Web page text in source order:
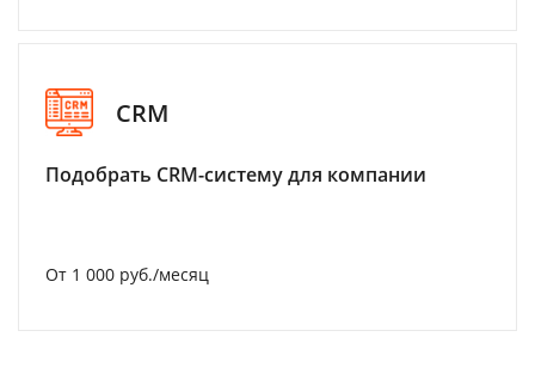
CRM
Подобрать CRM-систему для компании
От 1 000 руб./месяц